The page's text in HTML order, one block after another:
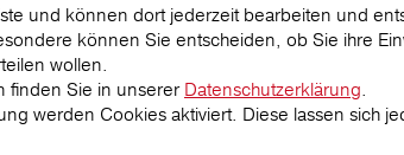
und können dort jederzeit bearbeiten und
können Sie entscheiden, ob Sie ihre
wollen.
finden Sie in unserer Datenschutzerklärung.
werden Cookies aktiviert. Diese lassen sich